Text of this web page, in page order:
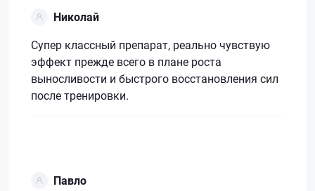
Николай
Супер классный препарат, реально чувствую
эффект прежде всего в плане роста
выносливости и быстрого восстановления сил
после тренировки.
Павло